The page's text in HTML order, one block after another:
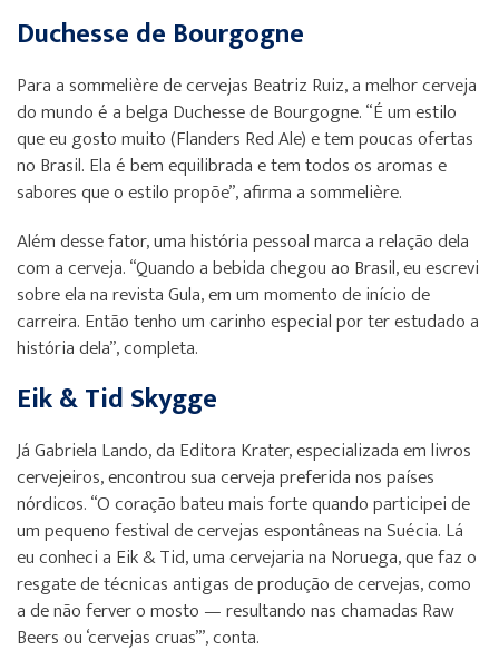
Duchesse de Bourgogne
Para a sommelière de cervejas Beatriz Ruiz, a melhor cerveja
do mundo é a belga Duchesse de Bourgogne. “É um estilo
que eu gosto muito (Flanders Red Ale) e tem poucas ofertas
no Brasil. Ela é bem equilibrada e tem todos os aromas e
sabores que o estilo propõe”, afirma a sommelière.
Além desse fator, uma história pessoal marca a relação dela
com a cerveja. “Quando a bebida chegou ao Brasil, eu escrevi
sobre ela na revista Gula, em um momento de início de
carreira. Então tenho um carinho especial por ter estudado a
história dela”, completa.
Eik & Tid Skygge
Já Gabriela Lando, da Editora Krater, especializada em livros
cervejeiros, encontrou sua cerveja preferida nos países
nórdicos. “O coração bateu mais forte quando participei de
um pequeno festival de cervejas espontâneas na Suécia. Lá
eu conheci a Eik & Tid, uma cervejaria na Noruega, que faz o
resgate de técnicas antigas de produção de cervejas, como
a de não ferver o mosto — resultando nas chamadas Raw
Beers ou ‘cervejas cruas’”, conta.